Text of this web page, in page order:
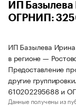
ИП
ОГРНИП:
ИП Базылева
в регионе —
Предоставление
другие
610202295688 и
Данные получены из